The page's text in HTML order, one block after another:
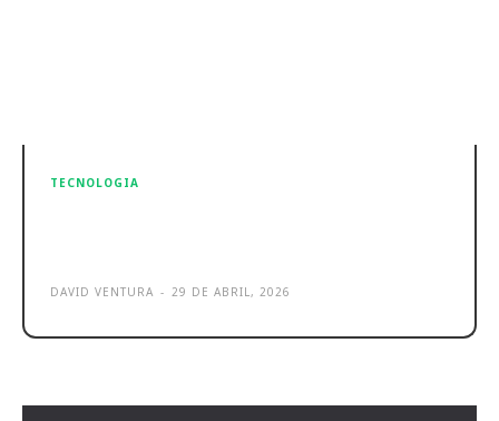
TECNOLOGIA
DAVID VENTURA - 29 DE ABRIL, 2026